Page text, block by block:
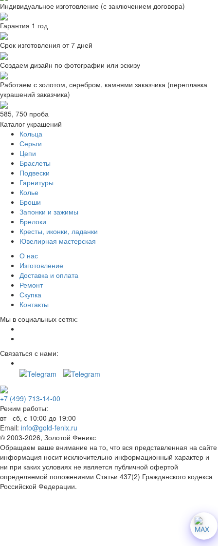
Индивидуальное изготовление (с заключением договора)
Гарантия 1 год
Срок изготовления от 7 дней
Создаем дизайн по фотографии или эскизу
Работаем с золотом, серебром, камнями заказчика (переплавка
украшений заказчика)
585, 750 проба
Каталог украшений
Кольца
Серьги
Цепи
Браслеты
Подвески
Гарнитуры
Колье
Броши
Запонки и зажимы
Брелоки
Кресты, иконки, ладанки
Ювелирная мастерская
О нас
Изготовление
Доставка и оплата
Ремонт
Скупка
Контакты
Мы в социальных сетях:
Связаться с нами:
+7 (499) 713-14-00
Режим работы:
вт - сб, с 10:00 до 19:00
Email: info@gold-fenix.ru
© 2003-2026, Золотой Феникс
Обращаем ваше внимание на то, что вся представленная на сайте
информация носит исключительно информационный характер и
ни при каких условиях не является публичной офертой
определяемой положениями Статьи 437(2) Гражданского кодекса
Российской Федерации.